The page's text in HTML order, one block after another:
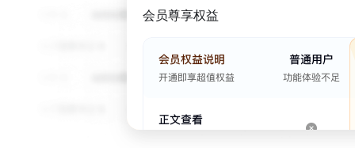
会员尊享权益